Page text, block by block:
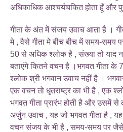
अधिकाधिक आश्चर्यचकित होता हूँ और
गीता के अंत में संजय उवाच आता है ।
मे , वैसे गीता मे बीच बीच में समय-
50 से अधिक श्लोक है , संख्या तो याद
बताएंगे कितने वचन है ।भगवत गीता के
श्लोक श्री भगवान उवाच नहीं है ।
एक वचन तो धृतराष्ट्र का भी है , एक
भगवत गीता प्रारंभ होती है और उसमें
अर्जुन उवाच , यह जो भगवत गीता है ,
वचन संजय के भी है , समय-समय पर जैसे